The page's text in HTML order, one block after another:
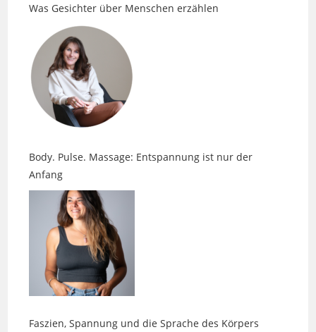
Body. Pulse. Massage: Entspannung ist nur der
Faszien, Spannung und die Sprache des Körpers